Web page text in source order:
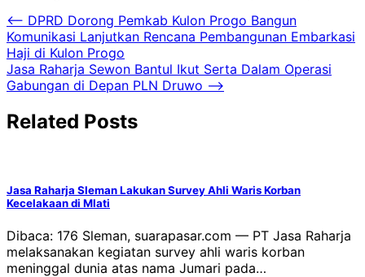
Navigasi
pos
⟵ DPRD Dorong Pemkab Kulon Progo Bangun
Komunikasi Lanjutkan Rencana Pembangunan Embarkasi
Haji di Kulon Progo
Jasa Raharja Sewon Bantul Ikut Serta Dalam Operasi
Gabungan di Depan PLN Druwo ⟶
Related Posts
Jasa Raharja Sleman Lakukan Survey Ahli Waris Korban
Kecelakaan di Mlati
Dibaca: 176 Sleman, suarapasar.com — PT Jasa Raharja
melaksanakan kegiatan survey ahli waris korban
meninggal dunia atas nama Jumari pada…